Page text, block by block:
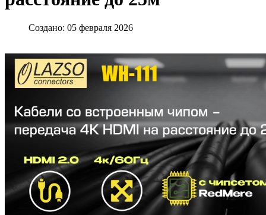
Создано: 05 февраля 2026